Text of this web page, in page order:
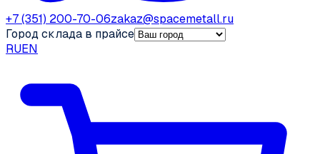
+7 (351) 200-70-06zakaz@spacemetall.ru
Город склада в прайсе
RUEN